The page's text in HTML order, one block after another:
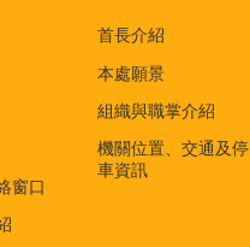
窗口
首長介紹
本處願景
組織與職掌介紹
機關位置、交通及停
車資訊